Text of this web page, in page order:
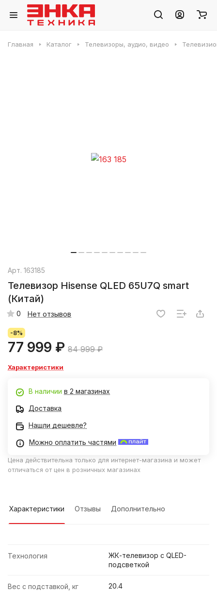
Главная Каталог Телевизоры, аудио, видео
Арт. 163185
Телевизор Hisense QLED 65U7Q smart
(Китай)
0 Нет отзывов
-8%
77 999 ₽ 84 999 ₽
Характеристики
В наличии в 2 магазинах
Доставка
Нашли дешевле?
Можно оплатить частями
Цена действительна только для интернет-магазина и может
отличаться от цен в розничных магазинах
Характеристики Отзывы Дополнительно
Технология
ЖК-телевизор с QLED-
подсветкой
Вес с подставкой, кг 20.4